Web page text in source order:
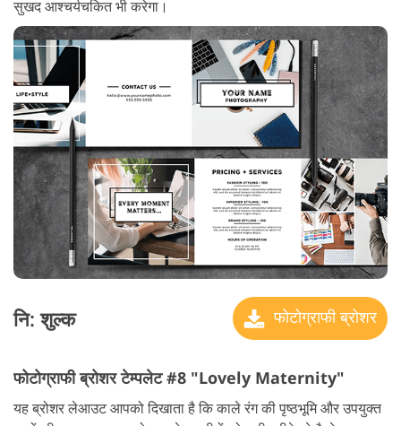
सुखद आश्चर्यचकित भी करेगा।
नि: शुल्क फोटोग्राफी ब्रोशर
फोटोग्राफी ब्रोशर टेम्पलेट #8 "Lovely Maternity"
यह ब्रोशर लेआउट आपको दिखाता है कि काले रंग की पृष्ठभूमि और उपयुक्त